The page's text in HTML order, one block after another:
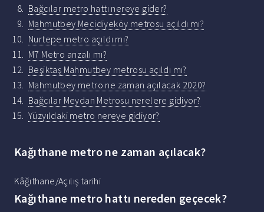
Bağcılar metro hattı nereye gider?
Mahmutbey Mecidiyeköy metrosu açıldı mı?
Nurtepe metro açıldı mı?
M7 Metro arızalı mı?
Beşiktaş Mahmutbey metrosu açıldı mı?
Mahmutbey metro ne zaman açılacak 2020?
Bağcılar Meydan Metrosu nerelere gidiyor?
Yüzyıldaki metro nereye gidiyor?
Kağıthane metro ne zaman açılacak?
Kâğıthane/Açılış tarihi
Kağıthane metro hattı nereden geçecek?